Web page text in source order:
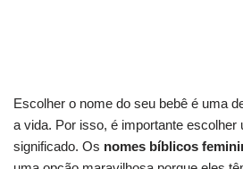
Escolher o nome do seu bebê é uma
a vida. Por isso, é importante escolher
significado. Os nomes bíblicos